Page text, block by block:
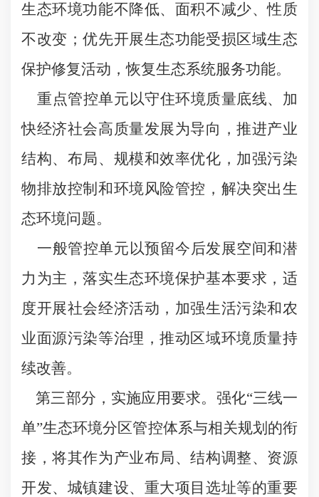
生态环境功能不降低、面积不减少、性质
不改变；优先开展生态功能受损区域生态
保护修复活动，恢复生态系统服务功能。
重点管控单元以守住环境质量底线、加
快经济社会高质量发展为导向，推进产业
结构、布局、规模和效率优化，加强污染
物排放控制和环境风险管控，解决突出生
态环境问题。
一般管控单元以预留今后发展空间和潜
力为主，落实生态环境保护基本要求，适
度开展社会经济活动，加强生活污染和农
业面源污染等治理，推动区域环境质量持
续改善。
第三部分，实施应用要求。强化“三线一
单”生态环境分区管控体系与相关规划的衔
接，将其作为产业布局、结构调整、资源
开发、城镇建设、重大项目选址等的重要